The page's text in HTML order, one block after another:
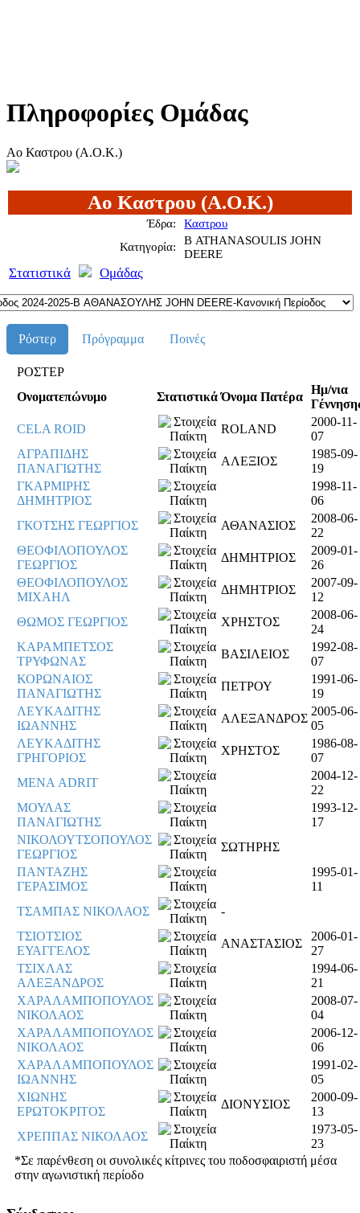
Πληροφορίες Ομάδας
Αο Καστρου (Α.Ο.Κ.)
Αο Καστρου (Α.Ο.Κ.)
Έδρα:
Καστρου
Κατηγορία:
Β ATHANASOULIS JOHN
DEERE
Στατιστικά Ομάδας
Ρόστερ Πρόγραμμα Ποινές
ΡΟΣΤΕΡ
Ονοματεπώνυμο
Στατιστικά Όνομα Πατέρα
Ημ/νια
CELA ROID
ROLAND
2000-11-
07
ΑΓΡΑΠΙΔΗΣ
ΠΑΝΑΓΙΩΤΗΣ
ΑΛΕΞΙΟΣ
1985-09-
19
ΓΚΑΡΜΙΡΗΣ
ΔΗΜΗΤΡΙΟΣ
1998-11-
06
ΓΚΟΤΣΗΣ ΓΕΩΡΓΙΟΣ
ΑΘΑΝΑΣΙΟΣ
2008-06-
22
ΘΕΟΦΙΛΟΠΟΥΛΟΣ
ΓΕΩΡΓΙΟΣ
ΔΗΜΗΤΡΙΟΣ
2009-01-
26
ΘΕΟΦΙΛΟΠΟΥΛΟΣ
ΜΙΧΑΗΛ
ΔΗΜΗΤΡΙΟΣ
2007-09-
12
ΘΩΜΟΣ ΓΕΩΡΓΙΟΣ
ΧΡΗΣΤΟΣ
2008-06-
24
ΚΑΡΑΜΠΕΤΣΟΣ
ΤΡΥΦΩΝΑΣ
ΒΑΣΙΛΕΙΟΣ
1992-08-
07
ΚΟΡΩΝΑΙΟΣ
ΠΑΝΑΓΙΩΤΗΣ
ΠΕΤΡΟΥ
1991-06-
19
ΛΕΥΚΑΔΙΤΗΣ
ΙΩΑΝΝΗΣ
ΑΛΕΞΑΝΔΡΟΣ
2005-06-
05
ΛΕΥΚΑΔΙΤΗΣ
ΓΡΗΓΟΡΙΟΣ
ΧΡΗΣΤΟΣ
1986-08-
07
ΜΕΝΑ ADRIT
2004-12-
22
ΜΟΥΛΑΣ
ΠΑΝΑΓΙΩΤΗΣ
1993-12-
17
ΝΙΚΟΛΟΥΤΣΟΠΟΥΛΟΣ
ΓΕΩΡΓΙΟΣ
ΣΩΤΗΡΗΣ
ΠΑΝΤΑΖΗΣ
ΓΕΡΑΣΙΜΟΣ
1995-01-
11
ΤΣΑΜΠΑΣ ΝΙΚΟΛΑΟΣ
-
ΤΣΙΟΤΣΙΟΣ
ΕΥΑΓΓΕΛΟΣ
ΑΝΑΣΤΑΣΙΟΣ
2006-01-
27
ΤΣΙΧΛΑΣ
ΑΛΕΞΑΝΔΡΟΣ
1994-06-
21
ΧΑΡΑΛΑΜΠΟΠΟΥΛΟΣ
ΝΙΚΟΛΑΟΣ
2008-07-
04
ΧΑΡΑΛΑΜΠΟΠΟΥΛΟΣ
ΝΙΚΟΛΑΟΣ
2006-12-
06
ΧΑΡΑΛΑΜΠΟΠΟΥΛΟΣ
ΙΩΑΝΝΗΣ
1991-02-
05
ΧΙΩΝΗΣ
ΕΡΩΤΟΚΡΙΤΟΣ
ΔΙΟΝΥΣΙΟΣ
2000-09-
13
ΧΡΕΠΠΑΣ ΝΙΚΟΛΑΟΣ
1973-05-
23
*Σε παρένθεση οι συνολικές κίτρινες του ποδοσφαιριστή μέσα
στην αγωνιστική περίοδο